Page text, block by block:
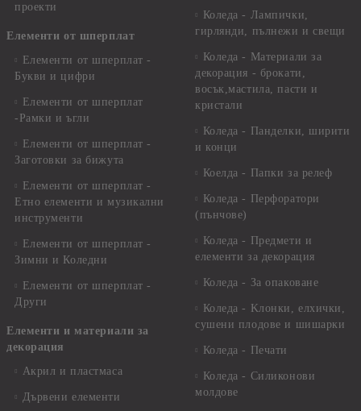
проекти
Елементи от шперплат
Елементи от шперплат -
Букви и цифри
Елементи от шперплат
-Рамки и ъгли
Елементи от шперплат -
Заготовки за бижута
Елементи от шперплат -
Етно елементи и музикални
инструменти
Елементи от шперплат -
Зимни и Коледни
Елементи от шперплат -
Други
Елементи и материали за
декорация
Акрил и пластмаса
Дървени елементи
Коледа - Лампички,
гирлянди, пълнежи и свещи
Коледа - Материали за
декорация - брокати,
восък,мастила, пасти и
кристали
Коледа - Панделки, ширити
и конци
Коелда - Папки за релеф
Коледа - Перфоратори
(пънчове)
Коледа - Предмети и
елементи за декорация
Коледа - За опаковане
Коледа - Kлонки, елхички,
сушени плодове и шишарки
Коледа - Печати
Коледа - Силиконови
молдове